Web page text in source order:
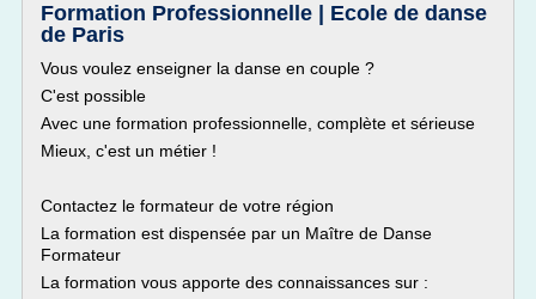
Formation Professionnelle | Ecole de danse
de Paris
Vous voulez enseigner la danse en couple ?
C'est possible
Avec une formation professionnelle, complète et sérieuse
Mieux, c'est un métier !
Contactez le formateur de votre région
La formation est dispensée par un Maître de Danse
Formateur
La formation vous apporte des connaissances sur :